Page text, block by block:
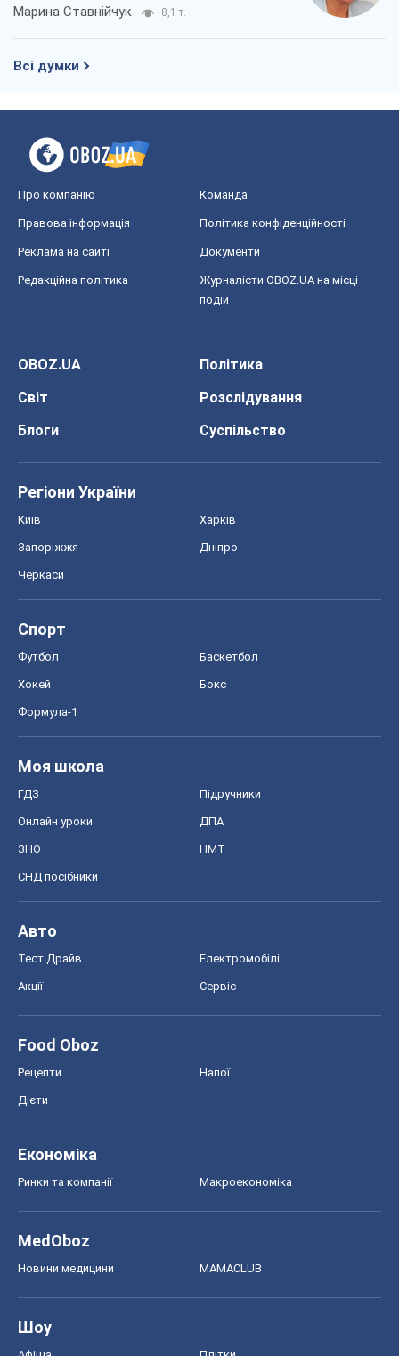
Марина Ставнійчук 8,1 т.
Всі думки
Про компанію Команда
Правова інформація Політика конфіденційності
Реклама на сайті Документи
Редакційна політика
Журналісти OBOZ.UA на місці
подій
OBOZ.UA
Політика
Світ
Розслідування
Блоги
Суспільство
Регіони України
Київ Харків
Запоріжжя Дніпро
Черкаси
Спорт
Футбол Баскетбол
Хокей Бокс
Формула-1
Моя школа
ГДЗ Підручники
Онлайн уроки ДПА
ЗНО НМТ
СНД посібники
Авто
Тест Драйв Електромобілі
Акції Сервіс
Food Oboz
Рецепти Напої
Дієти
Економіка
Ринки та компанії Макроекономіка
MedOboz
Новини медицини MAMACLUB
Шоу